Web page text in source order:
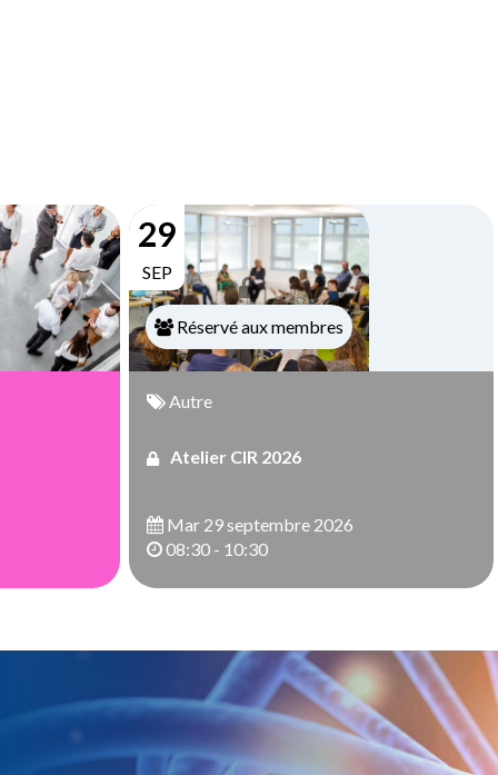
29
SEP
Réservé aux membres
Autre
Atelier CIR 2026
Mar 29 septembre 2026
08:30 - 10:30